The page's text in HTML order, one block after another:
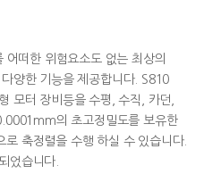
어떠한 위험요소도 없는 최상의
양한 기능을 제공합니다. S810
모터 장비등을 수평, 수직, 카던,
의 초고정밀도를 보유한
로 축정렬을 수행 하실 수 있습니다.
었습니다.